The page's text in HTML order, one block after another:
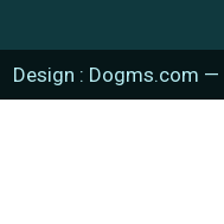
Design : Dogms.com —